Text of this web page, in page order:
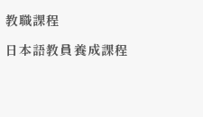
教職課程
日本語教員養成課程